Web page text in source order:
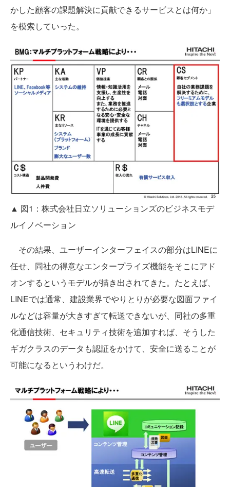
かした顧客の課題解決に貢献できるサービスとは何か」
を模索していった。
▲ 図1：株式会社日立ソリューションズのビジネスモデ
ルイノベーション
その結果、ユーザーインターフェイスの部分はLINEに
任せ、同社の得意なエンタープライズ機能をそこにアド
オンするというモデルが描き出されてきた。たとえば、
LINEでは通常、建設業界でやりとりが必要な図面ファイ
ルなどは容量が大きすぎて転送できないが、同社の多重
化通信技術、セキュリティ技術を追加すれば、そうした
ギガクラスのデータも認証をかけて、安全に送ることが
可能になるというわけだ。